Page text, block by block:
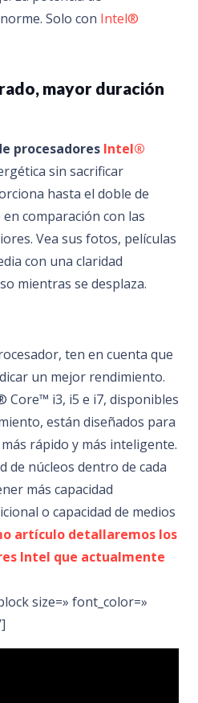
Solo con Intel®
mayor duración
procesadores Intel®
sin sacrificar
hasta el doble de
comparación con las
Vea sus fotos, películas
con una claridad
mientras se desplaza.
ten en cuenta que
un mejor rendimiento.
Core™ i3, i5 e i7, disponibles
están diseñados para
rápido y más inteligente.
de núcleos dentro de cada
más capacidad
o capacidad de medios
artículo detallaremos los
Intel que actualmente
size=» font_color=»